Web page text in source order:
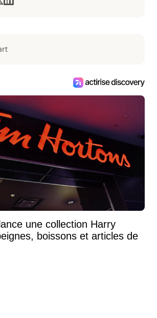
une collection Harry
boissons et articles de